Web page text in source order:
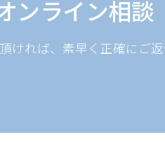
ンライン相談
ければ、素早く正確にご返